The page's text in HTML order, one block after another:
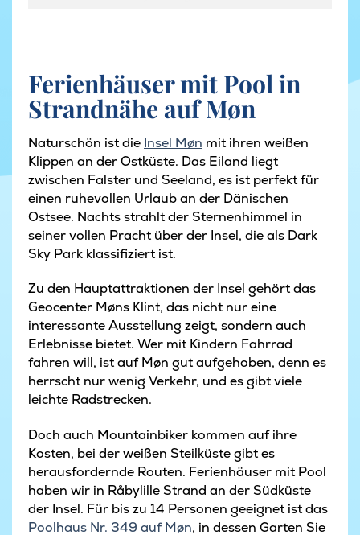
Ferienhäuser mit Pool in
Strandnähe auf Møn
Naturschön ist die Insel Møn mit ihren weißen
Klippen an der Ostküste. Das Eiland liegt
zwischen Falster und Seeland, es ist perfekt für
einen ruhevollen Urlaub an der Dänischen
Ostsee. Nachts strahlt der Sternenhimmel in
seiner vollen Pracht über der Insel, die als Dark
Sky Park klassifiziert ist.
Zu den Hauptattraktionen der Insel gehört das
Geocenter Møns Klint, das nicht nur eine
interessante Ausstellung zeigt, sondern auch
Erlebnisse bietet. Wer mit Kindern Fahrrad
fahren will, ist auf Møn gut aufgehoben, denn es
herrscht nur wenig Verkehr, und es gibt viele
leichte Radstrecken.
Doch auch Mountainbiker kommen auf ihre
Kosten, bei der weißen Steilküste gibt es
herausfordernde Routen. Ferienhäuser mit Pool
haben wir in Råbylille Strand an der Südküste
der Insel. Für bis zu 14 Personen geeignet ist das
Poolhaus Nr. 349 auf Møn, in dessen Garten Sie